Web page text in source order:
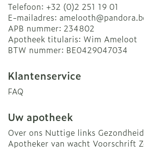
Telefoon: +32 (0)2 251 19 01
E-mailadres: amelooth@
APB nummer: 234802
Apotheek titularis: Wim Ameloot
BTW nummer: BE0429047034
Klantenservice
FAQ
Uw apotheek
Over ons Nuttige links
Apotheker van wacht Voorschrift